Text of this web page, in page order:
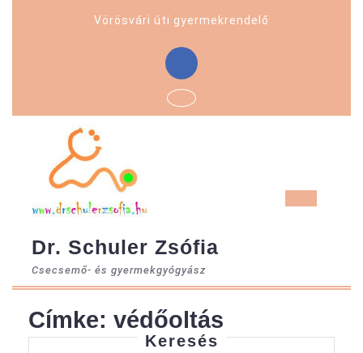
Vörösvári úti gyermekrendelő
Facebook
Dr. Schuler Zsófia
Csecsemő- és gyermekgyógyász
Címke: védőoltás
Keresés